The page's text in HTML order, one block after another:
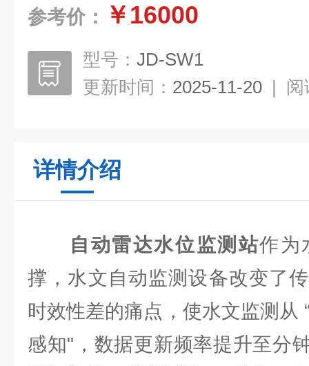
参考价： ￥16000
型号： JD-SW1
更新时间： 2025-11-20 | 阅
详情介绍
自动雷达水位监测站作为
撑，水文自动监测设备改变了
时效性差的痛点，使水文监测从
感知"，数据更新频率提升至分